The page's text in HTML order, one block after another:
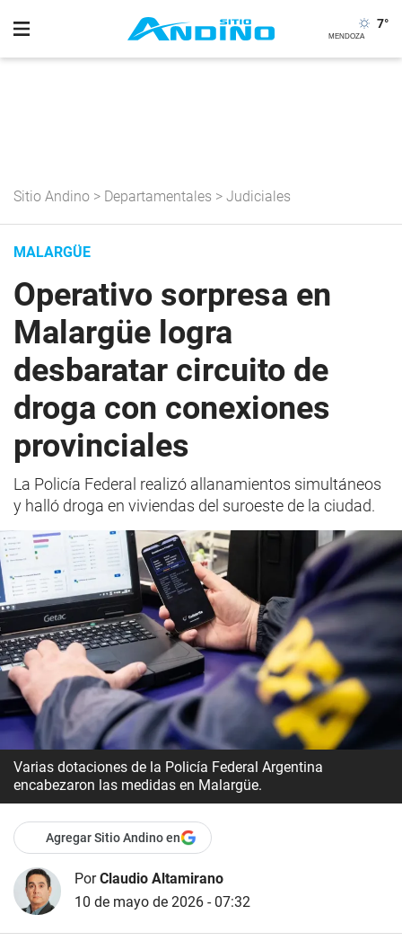
7°
Sitio Andino > Departamentales > Judiciales
MALARGÜE
Operativo sorpresa en
Malargüe logra
desbaratar circuito de
droga con conexiones
provinciales
La Policía Federal realizó allanamientos simultáneos
y halló droga en viviendas del suroeste de la ciudad.
Varias dotaciones de la Policía Federal Argentina
encabezaron las medidas en Malargüe.
Agregar Sitio Andino en
PorClaudio Altamirano
10 de mayo de 2026 - 07:32